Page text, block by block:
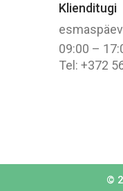
Klienditugi
09:00 –
Tel: +372
©